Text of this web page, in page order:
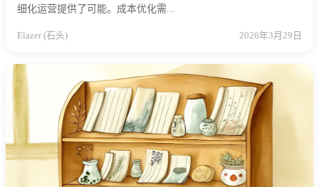
细化运营提供了可能。成本优化需...
Elazer (石头) 2026年3月29日